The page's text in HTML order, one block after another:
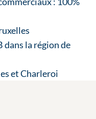
dans la région de
et Charleroi